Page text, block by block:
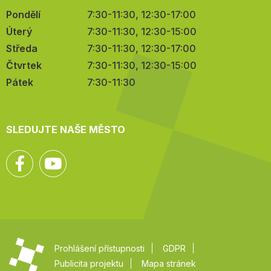
Pondělí
7:30-11:30, 12:30-17:00
Úterý
7:30-11:30, 12:30-15:00
Středa
7:30-11:30, 12:30-17:00
Čtvrtek
7:30-11:30, 12:30-15:00
Pátek
7:30-11:30
SLEDUJTE NAŠE MĚSTO
Facebook
Prohlášení přístupnosti
GDPR
Publicita projektu
Mapa stránek